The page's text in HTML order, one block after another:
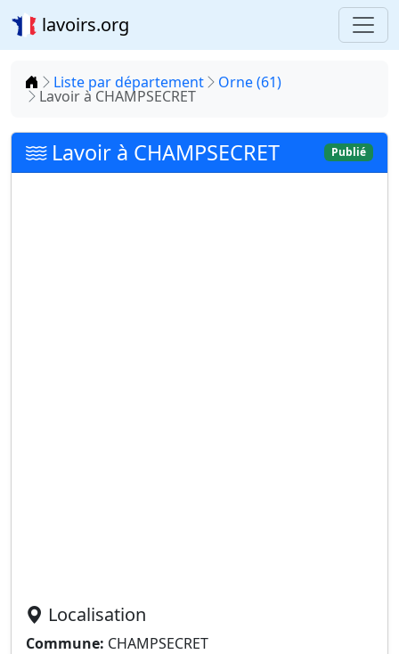
lavoirs.org
Accueil
Liste par département Orne (61)
Lavoir à CHAMPSECRET
Lavoir à CHAMPSECRET Publié
Localisation
Commune: CHAMPSECRET